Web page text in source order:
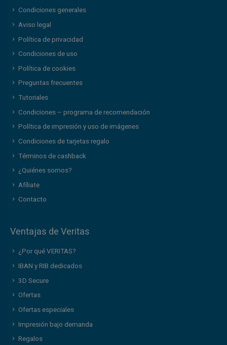
Condiciones generales
Aviso legal
Política de privacidad
Condiciones de uso
Política de cookies
Preguntas frecuentes
Tutoriales
Condiciones – programa de recomendación
Política de impresión y uso de imágenes
Condiciones de tarjetas regalo
Términos de cashback
¿Quiénes somos?
Afíliate
Contacto
Ventajas de Veritas
¿Por qué VERITAS?
IBAN y RIB dedicados
3D Secure
Ofertas
Ofertas especiales
Impresión bajo demanda
Regalos